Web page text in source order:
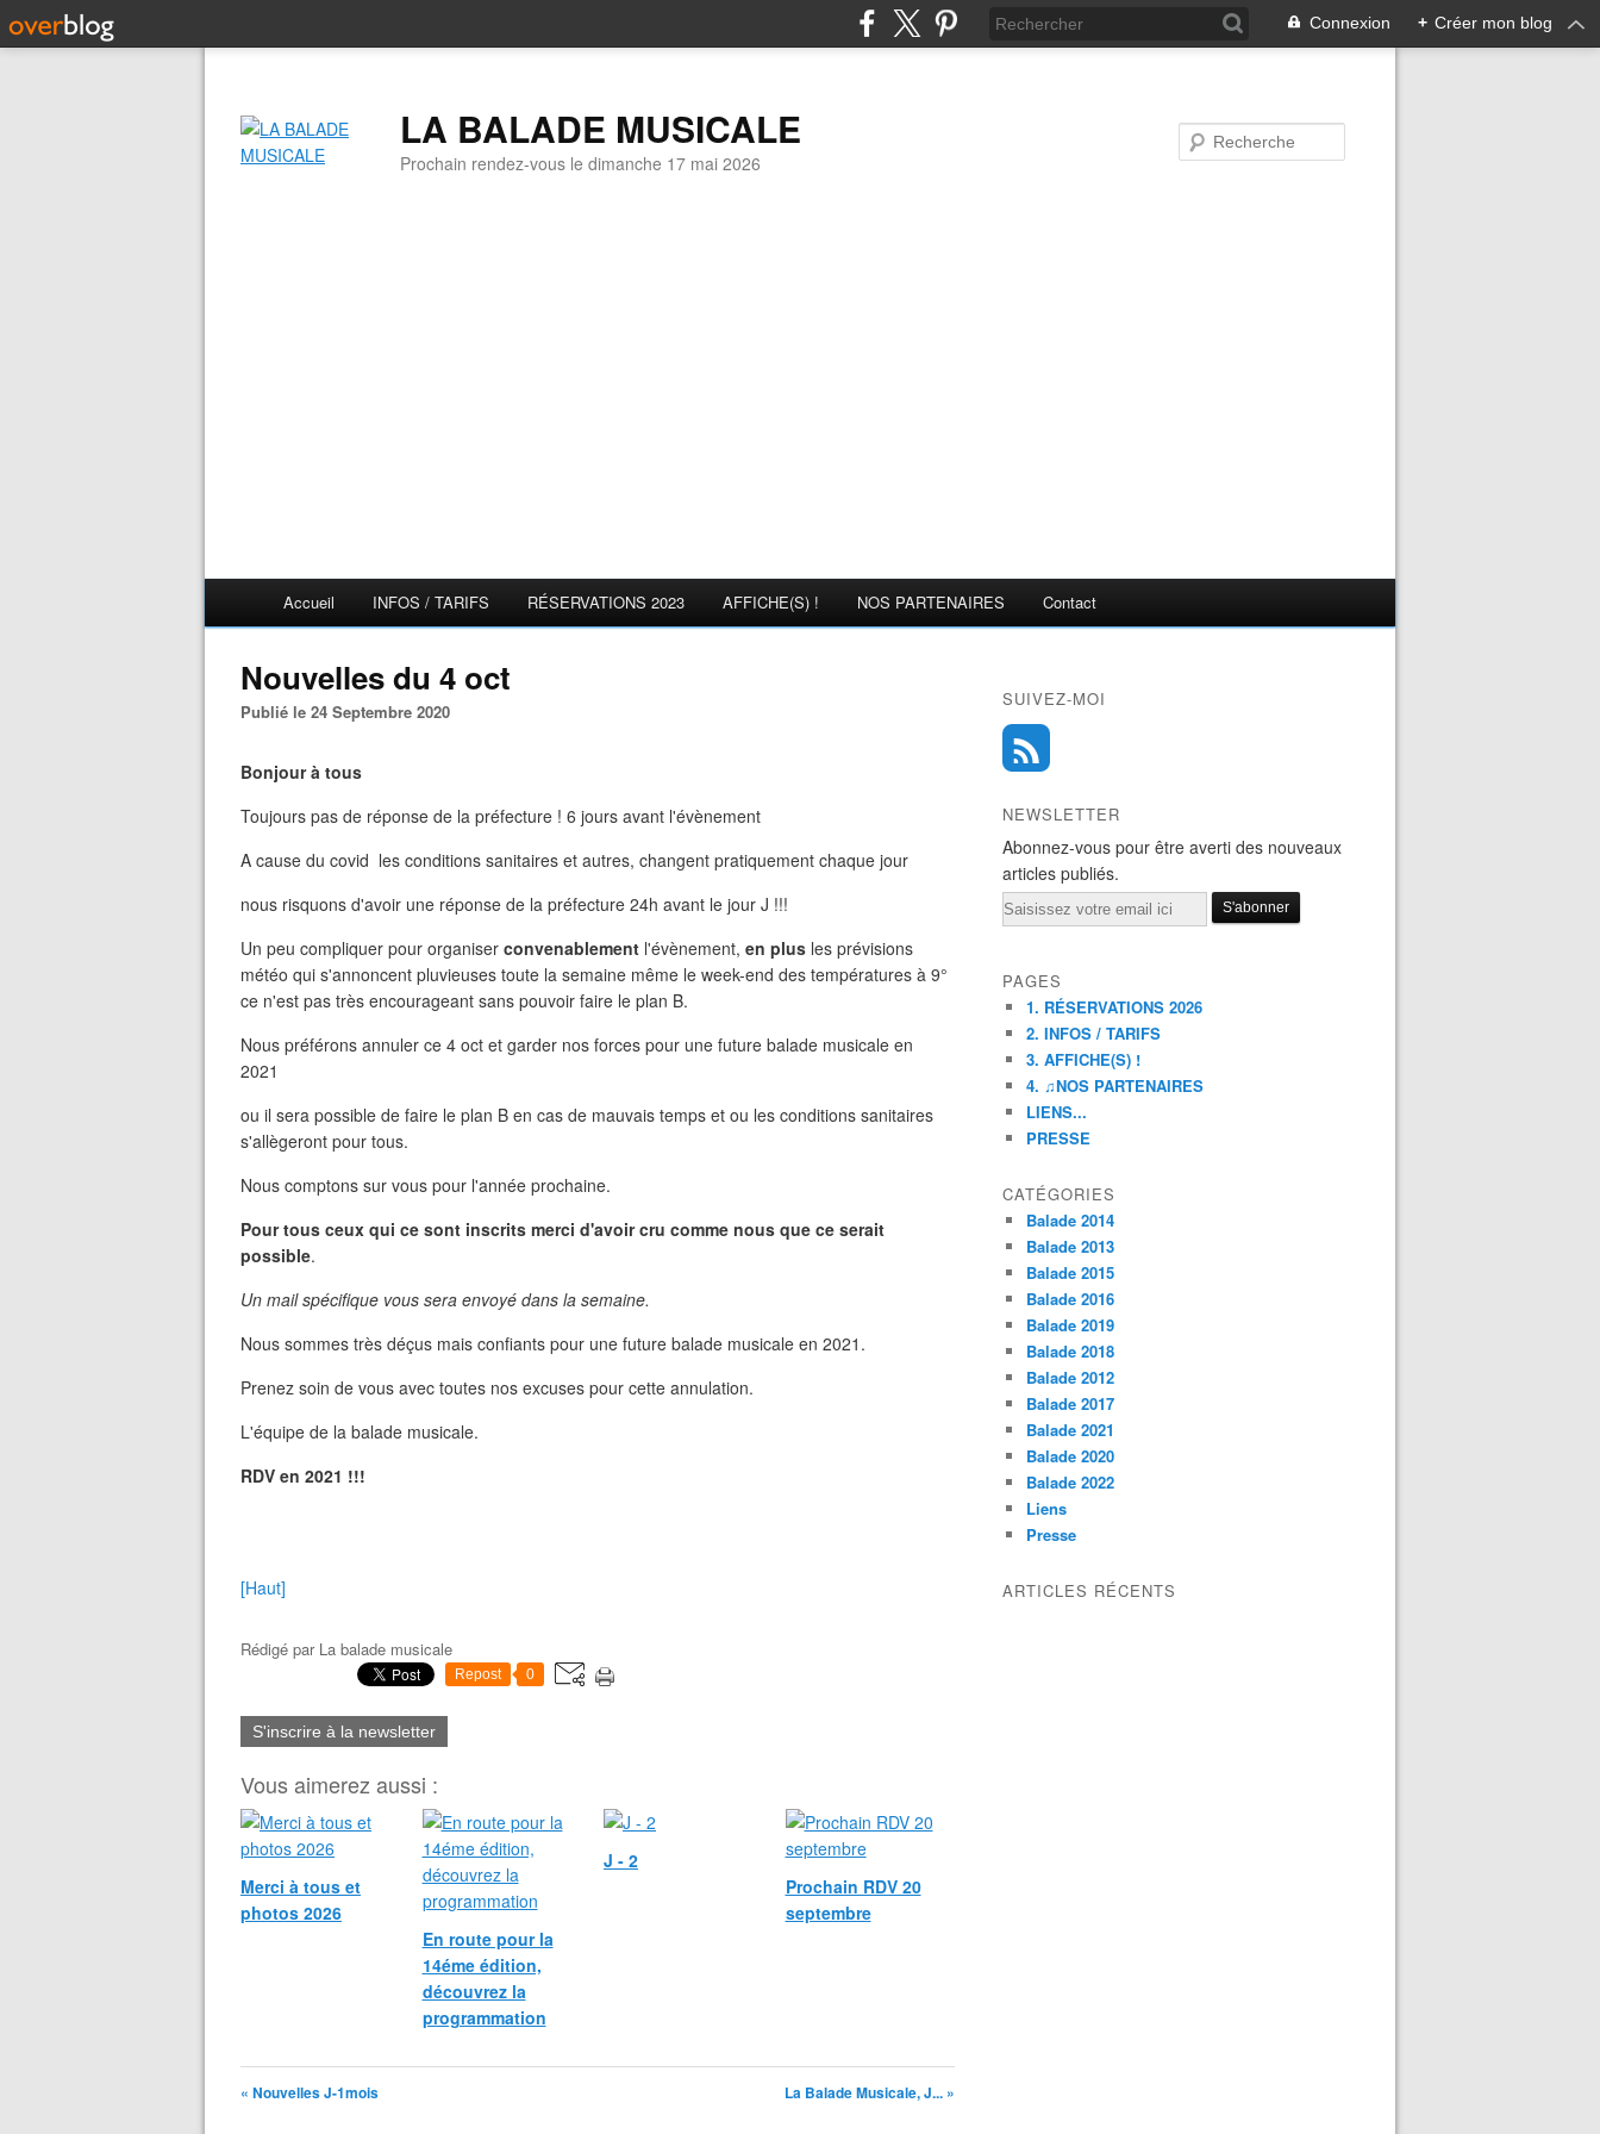
Connexion + Créer mon blog
LA BALADE MUSICALE
Prochain rendez-vous le dimanche 17 mai 2026
Accueil INFOS / TARIFS RÉSERVATIONS 2023 AFFICHE(S) ! NOS PARTENAIRES Contact
Nouvelles du 4 oct
Publié le 24 Septembre 2020
Bonjour à tous
Toujours pas de réponse de la préfecture ! 6 jours avant l'évènement
A cause du covid les conditions sanitaires et autres, changent pratiquement chaque jour
nous risquons d'avoir une réponse de la préfecture 24h avant le jour J !!!
Un peu compliquer pour organiser convenablement l'évènement, en plus les prévisions
météo qui s'annoncent pluvieuses toute la semaine même le week-end des températures à 9°
ce n'est pas très encourageant sans pouvoir faire le plan B.
Nous préférons annuler ce 4 oct et garder nos forces pour une future balade musicale en
2021
ou il sera possible de faire le plan B en cas de mauvais temps et ou les conditions sanitaires
s'allègeront pour tous.
Nous comptons sur vous pour l'année prochaine.
Pour tous ceux qui ce sont inscrits merci d'avoir cru comme nous que ce serait
possible.
Un mail spécifique vous sera envoyé dans la semaine.
Nous sommes très déçus mais confiants pour une future balade musicale en 2021.
Prenez soin de vous avec toutes nos excuses pour cette annulation.
L'équipe de la balade musicale.
RDV en 2021 !!!
[Haut]
Rédigé par La balade musicale
Repost 0
S'inscrire à la newsletter
Vous aimerez aussi :
Merci à tous et
photos 2026
En route pour la
14éme édition,
découvrez la
programmation
J - 2
Prochain RDV 20
septembre
« Nouvelles J-1mois La Balade Musicale, J... »
SUIVEZ-MOI
NEWSLETTER
Abonnez-vous pour être averti des nouveaux
articles publiés.
Email
PAGES
1. RÉSERVATIONS 2026
2. INFOS / TARIFS
3. AFFICHE(S) !
4. ♫NOS PARTENAIRES
LIENS...
PRESSE
CATÉGORIES
Balade 2014
Balade 2013
Balade 2015
Balade 2016
Balade 2019
Balade 2018
Balade 2012
Balade 2017
Balade 2021
Balade 2020
Balade 2022
Liens
Presse
ARTICLES RÉCENTS